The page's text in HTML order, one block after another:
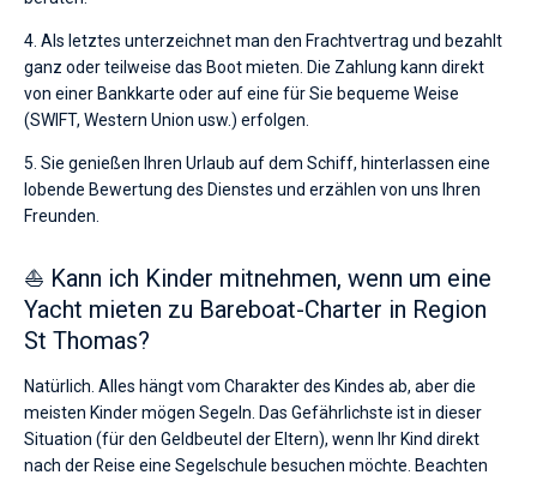
4. Als letztes unterzeichnet man den Frachtvertrag und bezahlt
ganz oder teilweise das Boot mieten. Die Zahlung kann direkt
von einer Bankkarte oder auf eine für Sie bequeme Weise
(SWIFT, Western Union usw.) erfolgen.
5. Sie genießen Ihren Urlaub auf dem Schiff, hinterlassen eine
lobende Bewertung des Dienstes und erzählen von uns Ihren
Freunden.
⛵ Kann ich Kinder mitnehmen, wenn um eine
Yacht mieten zu Bareboat-Charter in Region
St Thomas?
Natürlich. Alles hängt vom Charakter des Kindes ab, aber die
meisten Kinder mögen Segeln. Das Gefährlichste ist in dieser
Situation (für den Geldbeutel der Eltern), wenn Ihr Kind direkt
nach der Reise eine Segelschule besuchen möchte. Beachten